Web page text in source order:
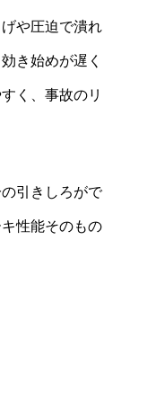
や圧迫で潰れ
き始めが遅く
く、事故のリ
引きしろがで
性能そのもの